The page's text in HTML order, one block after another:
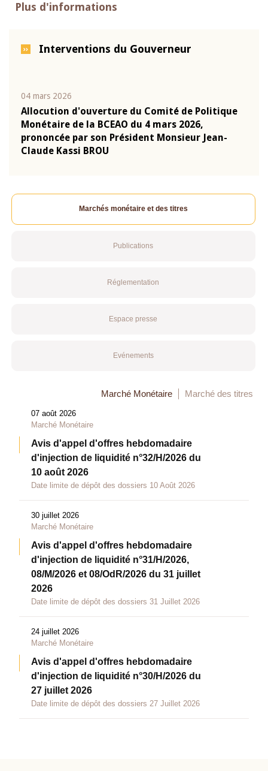
Plus d'informations
Interventions du Gouverneur
04 mars 2026
Allocution d'ouverture du Comité de Politique
Monétaire de la BCEAO du 4 mars 2026,
prononcée par son Président Monsieur Jean-
Claude Kassi BROU
Marchés monétaire et des titres
Publications
Réglementation
Espace presse
Evénements
Marché Monétaire Marché des titres
07 août 2026
Marché Monétaire
Avis d'appel d'offres hebdomadaire
d'injection de liquidité n°32/H/2026 du
10 août 2026
Date limite de dépôt des dossiers 10 Août 2026
30 juillet 2026
Marché Monétaire
Avis d'appel d'offres hebdomadaire
d'injection de liquidité n°31/H/2026,
08/M/2026 et 08/OdR/2026 du 31 juillet
2026
Date limite de dépôt des dossiers 31 Juillet 2026
24 juillet 2026
Marché Monétaire
Avis d'appel d'offres hebdomadaire
d'injection de liquidité n°30/H/2026 du
27 juillet 2026
Date limite de dépôt des dossiers 27 Juillet 2026